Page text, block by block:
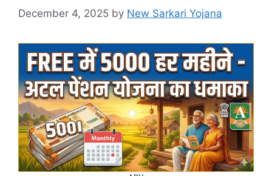
December 4, 2025 by New Sarkari Yojana